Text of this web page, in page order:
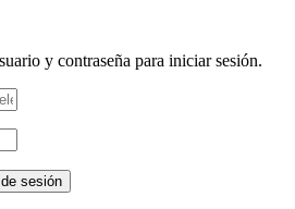
y contraseña para iniciar sesión.
de sesión